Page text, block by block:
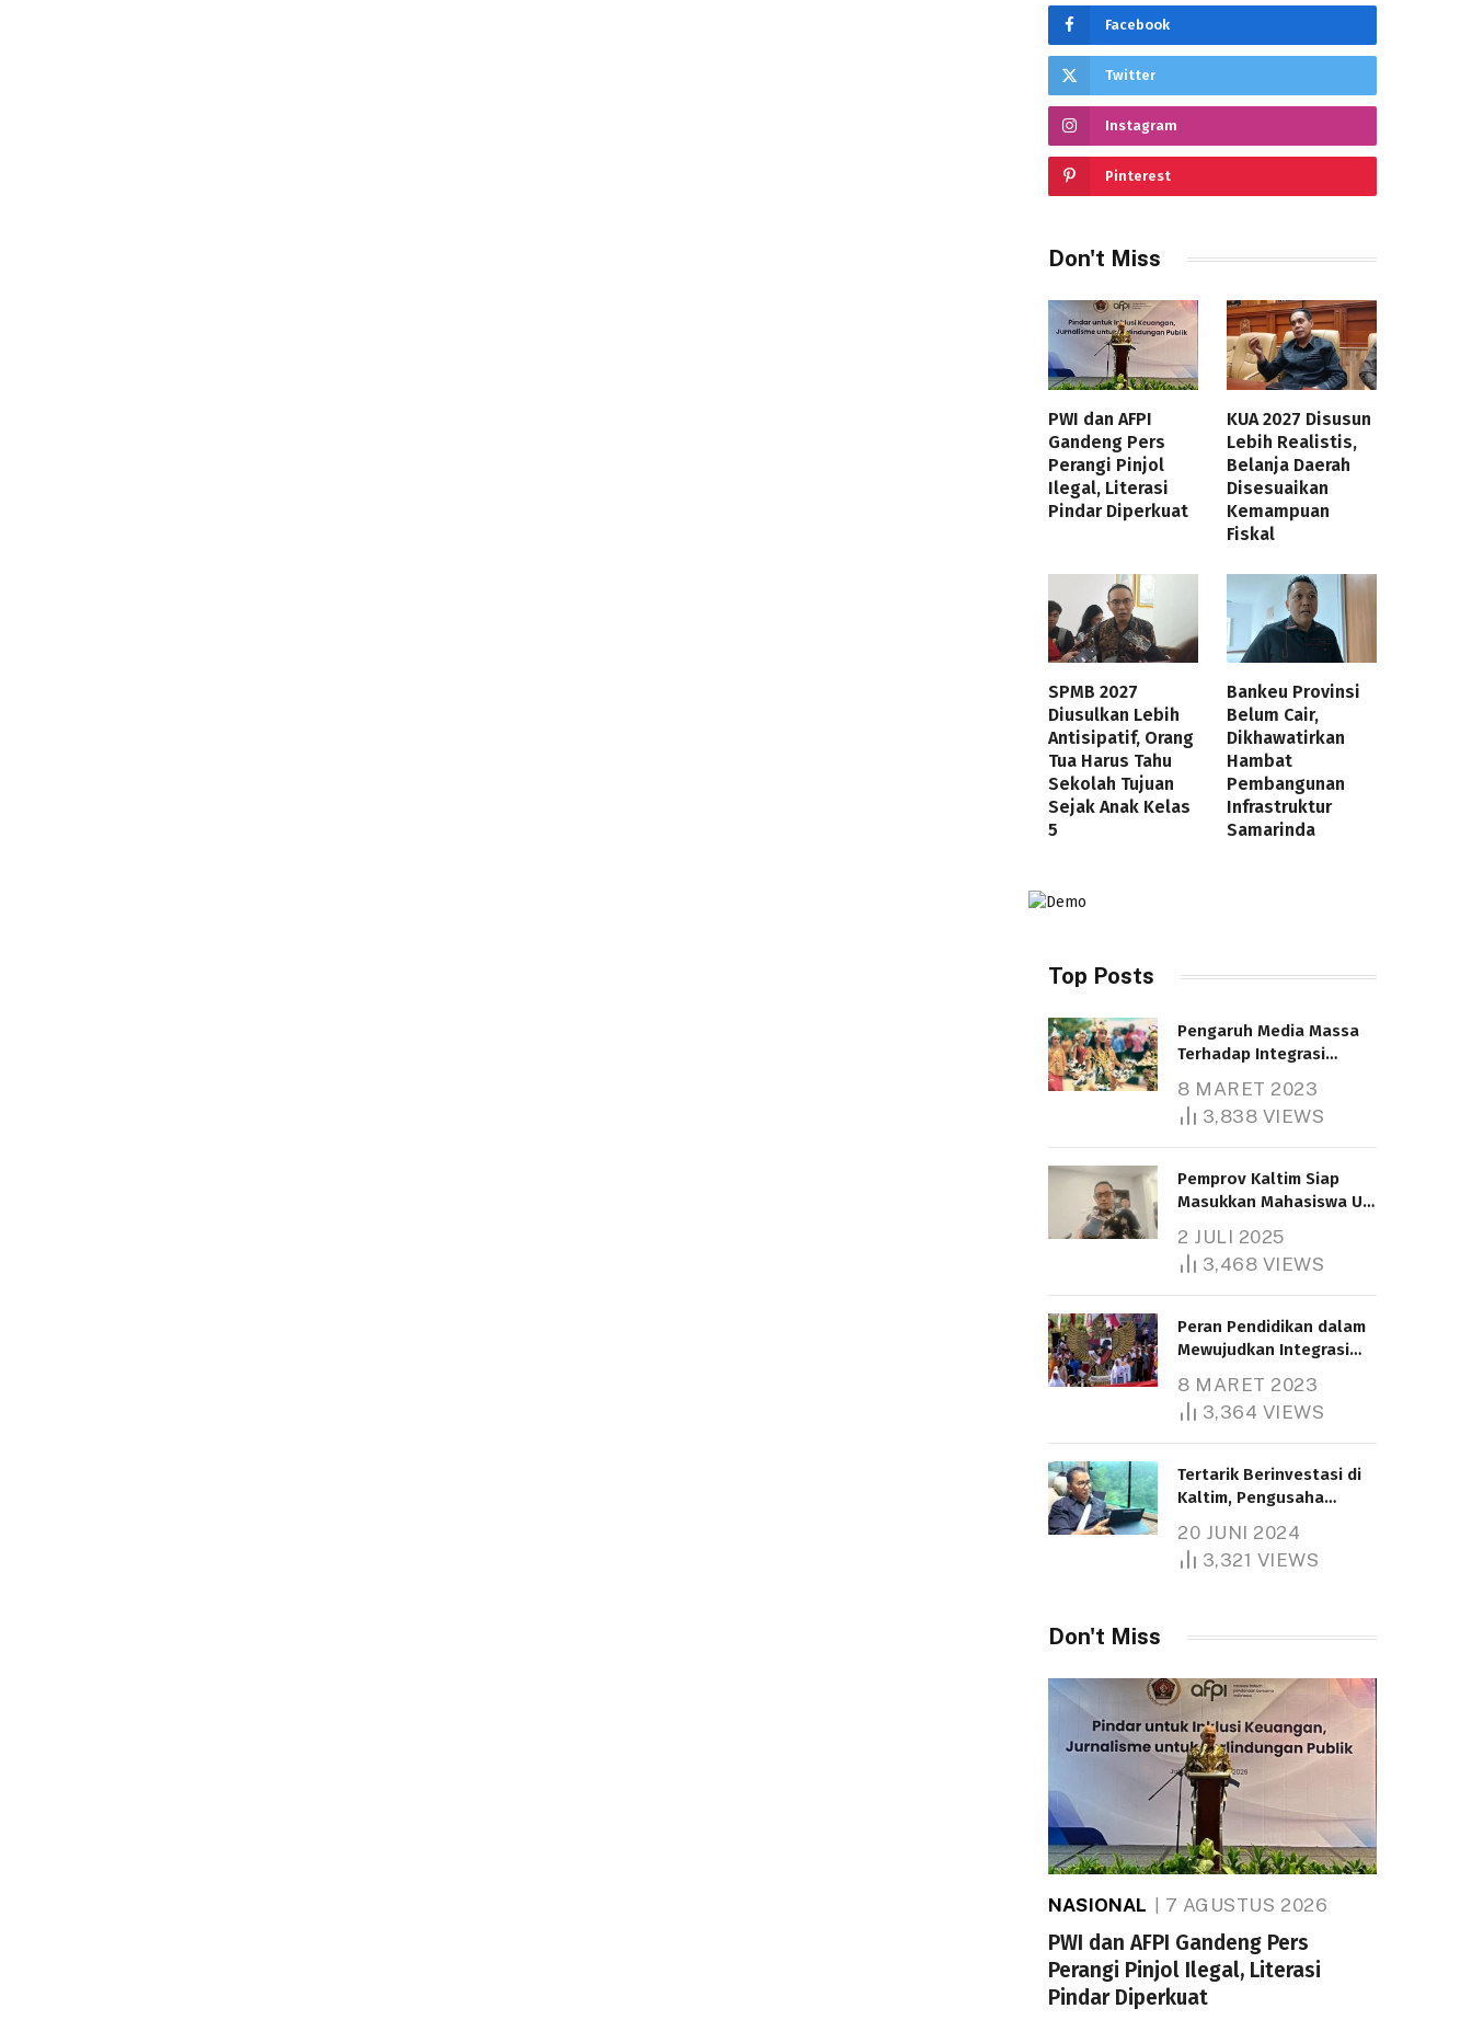
Facebook
Twitter
Instagram
Pinterest
Don't Miss
PWI dan AFPI
Gandeng Pers
Perangi Pinjol
Ilegal, Literasi
Pindar Diperkuat
KUA 2027 Disusun
Lebih Realistis,
Belanja Daerah
Disesuaikan
Kemampuan
Fiskal
SPMB 2027
Diusulkan Lebih
Antisipatif, Orang
Tua Harus Tahu
Sekolah Tujuan
Sejak Anak Kelas
5
Bankeu Provinsi
Belum Cair,
Dikhawatirkan
Hambat
Pembangunan
Infrastruktur
Samarinda
Top Posts
Pengaruh Media Massa
Terhadap Integrasi
8 MARET 2023
3,838 VIEWS
Pemprov Kaltim Siap
Masukkan Mahasiswa UT
Bantuan Pendidikan
Gratispol
2 JULI 2025
3,468 VIEWS
Peran Pendidikan dalam
Mewujudkan Integrasi
8 MARET 2023
3,364 VIEWS
Tertarik Berinvestasi di
Kaltim, Pengusaha
1.000 Hektare
20 JUNI 2024
3,321 VIEWS
Don't Miss
NASIONAL 7 AGUSTUS 2026
PWI dan AFPI Gandeng Pers
Perangi Pinjol Ilegal, Literasi
Pindar Diperkuat